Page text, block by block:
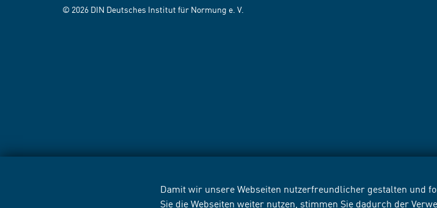
Damit wir unsere Webseiten nutzerfreundlicher gestalten und
Sie die Webseiten weiter nutzen, stimmen Sie dadurch der
© 2026 DIN Deutsches Institut für Normung e. V.